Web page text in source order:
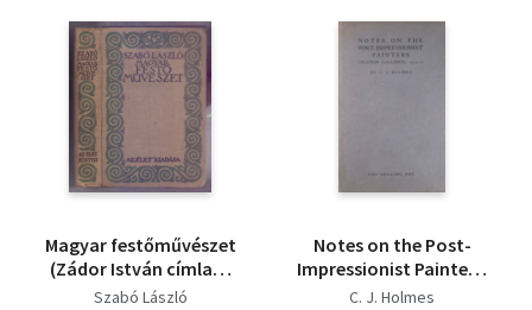
Magyar festőművészet
(Zádor István címlap-
rajzával)
Szabó László
Notes on the Post-
Impressionist Painters.
Grafton Galleries,
C. J. Holmes